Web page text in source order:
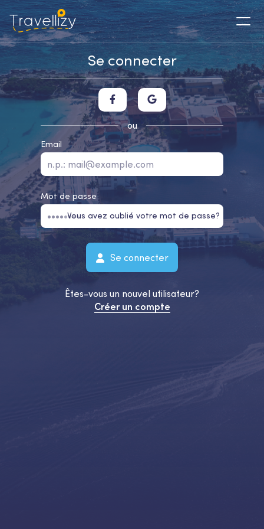
Se connecter
ou
Email
Mot de passe
Vous avez oublié votre mot de passe?
Se connecter
Êtes-vous un nouvel utilisateur?
Créer un compte